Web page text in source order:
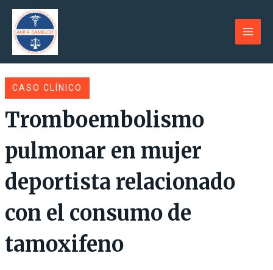
contenido
Main
CASO CLÍNICO
Tromboembolismo
pulmonar en mujer
deportista relacionado
con el consumo de
tamoxifeno